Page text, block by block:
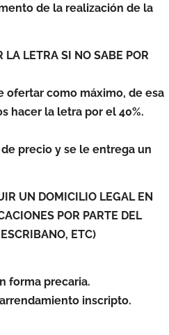
de la realización de la
LA LETRA SI NO SABE POR
ofertar como máximo, de esa
hacer la letra por el 40%.
precio y se le entrega un
UN DOMICILIO LEGAL EN
POR PARTE DEL
ETC)
forma precaria.
inscripto.